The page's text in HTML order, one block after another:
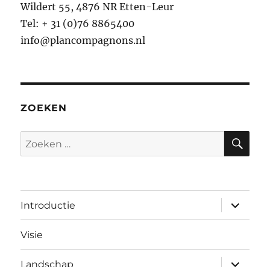
Wildert 55, 4876 NR Etten-Leur
Tel: + 31 (0)76 8865400
info@plancompagnons.nl
ZOEKEN
Zoeken
naar:
Introductie
Visie
Landschap